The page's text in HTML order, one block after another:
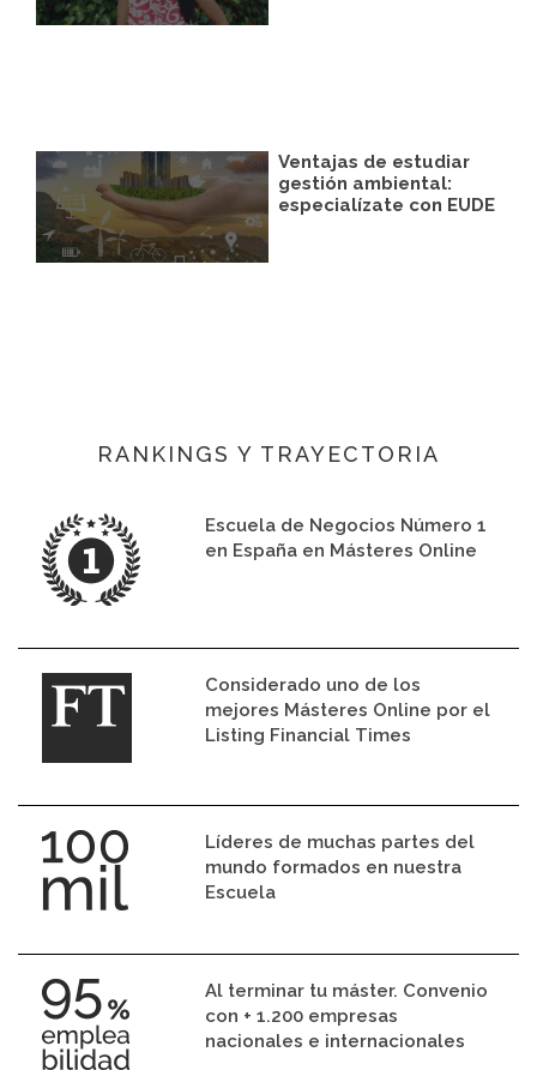
Ventajas de estudiar
gestión ambiental:
especialízate con EUDE
RANKINGS Y TRAYECTORIA
Escuela de Negocios Número 1
en España en Másteres Online
Considerado uno de los
mejores Másteres Online por el
Listing Financial Times
Líderes de muchas partes del
mundo formados en nuestra
Escuela
Al terminar tu máster. Convenio
con + 1.200 empresas
nacionales e internacionales